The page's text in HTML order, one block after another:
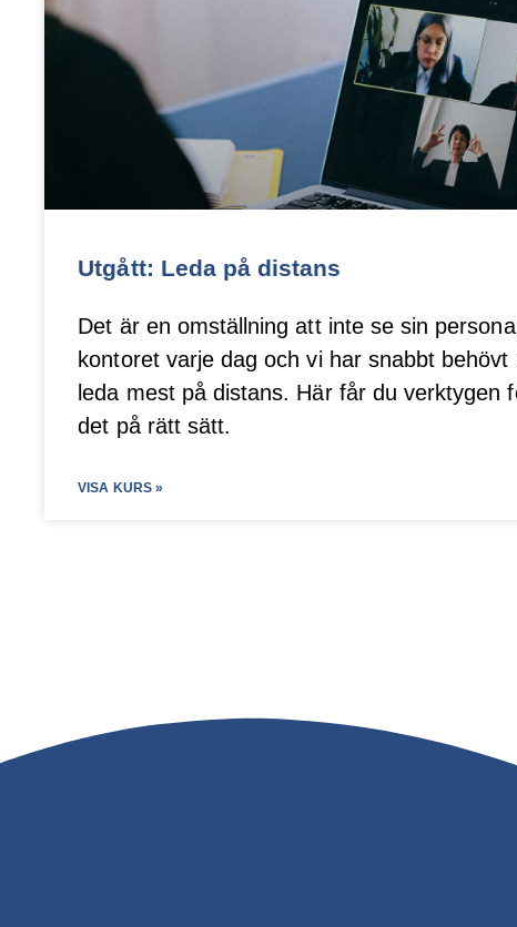
Utgått: Leda på distans
Det är en omställning att inte se sin
kontoret varje dag och vi har snabbt behövt
leda mest på distans. Här får du verktygen
det på rätt sätt.
VISA KURS »